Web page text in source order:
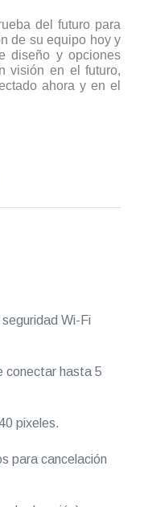
del futuro para
de su equipo hoy y
diseño y opciones
visión en el futuro,
ahora y en el
Wi-Fi
conectar hasta 5
pixeles.
para cancelación